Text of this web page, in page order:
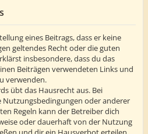
eines Beitrags, dass er keine
geltendes Recht oder die guten
insbesondere, dass du das
Beiträgen verwendeten Links und
verwenden.
übt das Hausrecht aus. Bei
Nutzungsbedingungen oder anderer
Regeln kann der Betreiber dich
oder dauerhaft von der Nutzung